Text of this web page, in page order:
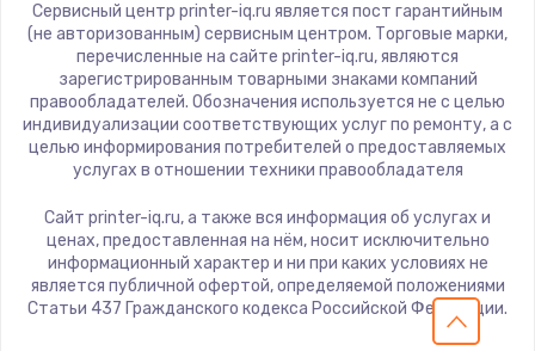
Сервисный центр printer-iq.ru является пост гарантийным
(не авторизованным) сервисным центром. Торговые марки,
перечисленные на сайте printer-iq.ru, являются
зарегистрированным товарными знаками компаний
правообладателей. Обозначения используется не с целью
индивидуализации соответствующих услуг по ремонту, а с
целью информирования потребителей о предоставляемых
услугах в отношении техники правообладателя
Сайт printer-iq.ru, а также вся информация об услугах и
ценах, предоставленная на нём, носит исключительно
информационный характер и ни при каких условиях не
является публичной офертой, определяемой положениями
Статьи 437 Гражданского кодекса Российской Федерации.